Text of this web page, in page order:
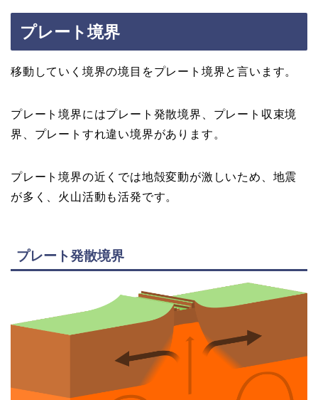
プレート境界
移動していく境界の境目をプレート境界と言います。
プレート境界にはプレート発散境界、プレート収束境
界、プレートすれ違い境界があります。
プレート境界の近くでは地殻変動が激しいため、地震
が多く、火山活動も活発です。
プレート発散境界